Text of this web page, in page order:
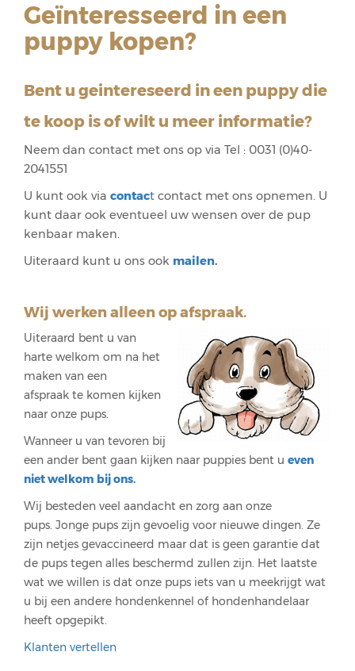
Geïnteresseerd in een
puppy kopen?
Bent u geintereseerd in een puppy die
te koop is of wilt u meer informatie?
Neem dan contact met ons op via Tel : 0031 (0)40-
2041551
U kunt ook via contact contact met ons opnemen. U
kunt daar ook eventueel uw wensen over de pup
kenbaar maken.
Uiteraard kunt u ons ook mailen.
Wij werken alleen op afspraak.
Uiteraard bent u van
harte welkom om na het
maken van een
afspraak te komen kijken
naar onze pups.
Wanneer u van tevoren bij
een ander bent gaan kijken naar puppies bent u even
niet welkom bij ons.
Wij besteden veel aandacht en zorg aan onze
pups. Jonge pups zijn gevoelig voor nieuwe dingen. Ze
zijn netjes gevaccineerd maar dat is geen garantie dat
de pups tegen alles beschermd zullen zijn. Het laatste
wat we willen is dat onze pups iets van u meekrijgt wat
u bij een andere hondenkennel of hondenhandelaar
heeft opgepikt.
Klanten vertellen